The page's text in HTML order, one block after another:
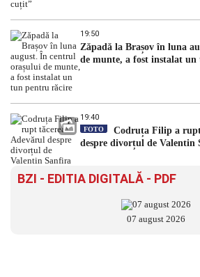
19:50
Zăpadă la Brașov în luna
de munte, a fost instalat
19:40
FOTO
Codruța Filip a
despre divorțul de Valentin
BZI - EDITIA DIGITALĂ - PDF
07 august 2026